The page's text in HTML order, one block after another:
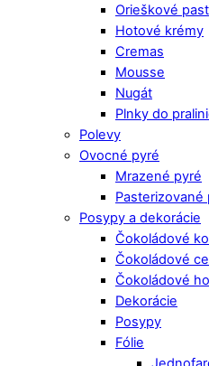
Orieškové
Hotové krémy
Cremas
Mousse
Nugát
Plnky do
Polevy
Ovocné pyré
Mrazené pyré
Pasterizované
Posypy a dekorácie
Čokoládové
Čokoládové
Čokoládové
Dekorácie
Posypy
Fólie